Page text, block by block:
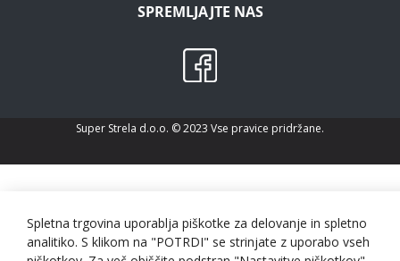
SPREMLJAJTE NAS
Super Strela d.o.o. © 2023 Vse pravice pridržane.
Spletna trgovina uporablja piškotke za delovanje in spletno
analitiko. S klikom na "POTRDI" se strinjate z uporabo vseh